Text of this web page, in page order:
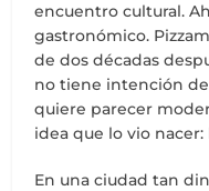
encuentro cultural.
gastronómico.
de dos décadas
no tiene intención de
quiere parecer
idea que lo vio nacer:
En una ciudad tan